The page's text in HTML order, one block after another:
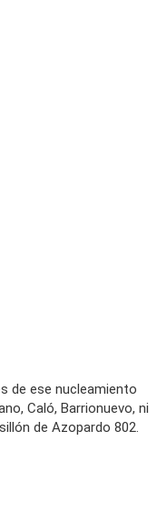
de ese nucleamiento
Caló, Barrionuevo, ni
de Azopardo 802.